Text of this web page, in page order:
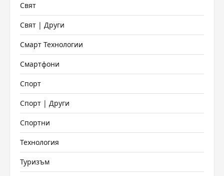
Свят
Свят | Други
Смарт Технологии
Смартфони
Спорт
Спорт | Други
Спортни
Технология
Туризъм